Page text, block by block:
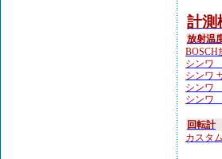
計測
放射温
BOSCH
シンワ
シンワ
シンワ
シンワ
回転計
カスタ